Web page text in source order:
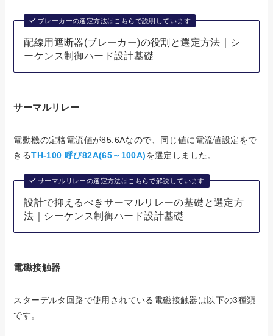
ブレーカーの選定方法はこちらで説明しています
配線用遮断器(ブレーカー)の役割と選定方法｜シ
ーケンス制御ハード設計基礎
サーマルリレー
電動機の定格電流値が85.6Aなので、同じ値に電流値設定をで
きるTH-100 呼び82A(65～100A)を選定しました。
サーマルリレーの選定方法はこちらで解説しています
設計で抑えるべきサーマルリレーの基礎と選定方
法｜シーケンス制御ハード設計基礎
電磁接触器
スターデルタ回路で使用されている電磁接触器は以下の3種類
です。